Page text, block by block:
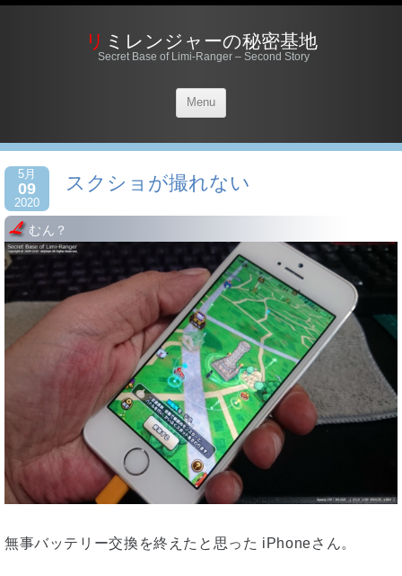
リミレンジャーの秘密基地
Secret Base of Limi-Ranger – Second Story
Menu
5月
09
2020
スクショが撮れない
むん？
無事バッテリー交換を終えたと思った iPhoneさん。